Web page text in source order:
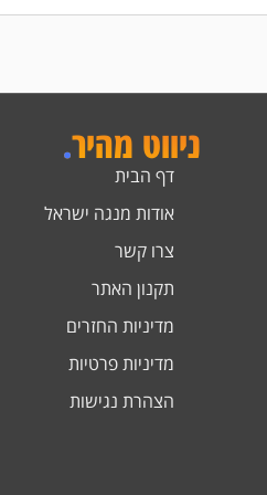
ניווט מהיר.
דף הבית
אודות מנגה ישראל
צרו קשר
תקנון האתר
מדיניות החזרים
מדיניות פרטיות
הצהרת נגישות